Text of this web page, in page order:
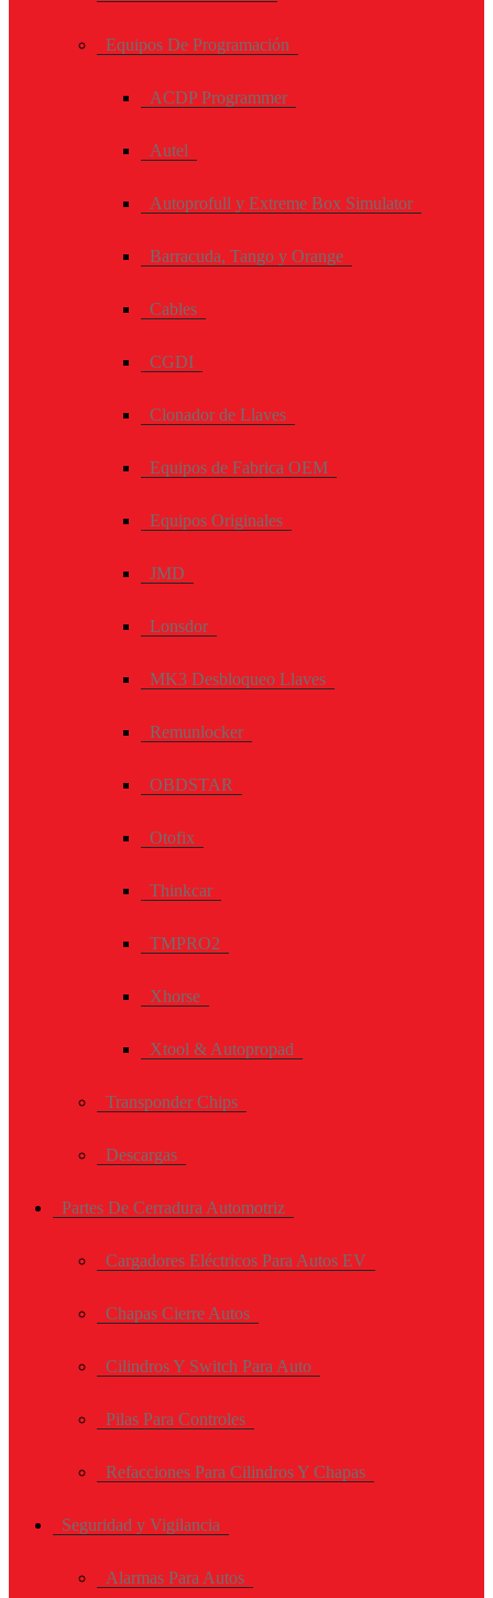
Equipos De Programación
ACDP Programmer
Autel
Autoprofull y Extreme Box Simulator
Barracuda, Tango y Orange
Cables
CGDI
Clonador de Llaves
Equipos de Fabrica OEM
Equipos Originales
JMD
Lonsdor
MK3 Desbloqueo Llaves
Remunlocker
OBDSTAR
Otofix
Thinkcar
TMPRO2
Xhorse
Xtool & Autopropad
Transponder Chips
Descargas
Partes De Cerradura Automotriz
Cargadores Eléctricos Para Autos EV
Chapas Cierre Autos
Cilindros Y Switch Para Auto
Pilas Para Controles
Refacciones Para Cilindros Y Chapas
Seguridad y Vigilancia
Alarmas Para Autos